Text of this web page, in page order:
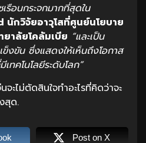
รือนกระจกมากที่สุดใน
กวิจัยอาวุโสที่ศูนย์นโยบาย
ยาลัยโคลัมเบีย “และเป็น
ข็งขัน ซึ่งแสดงให้เห็นถึงโอกาส
ทคโนโลยีระดับโลก”
ะไม่ตัดสินใจทำอะไรที่คิดว่าจะ
สุด.
Post on X